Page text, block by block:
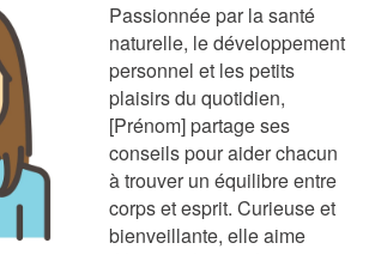
Passionnée par la santé
naturelle, le développement
personnel et les petits
plaisirs du quotidien,
[Prénom] partage ses
conseils pour aider chacun
à trouver un équilibre entre
corps et esprit. Curieuse et
bienveillante, elle aime